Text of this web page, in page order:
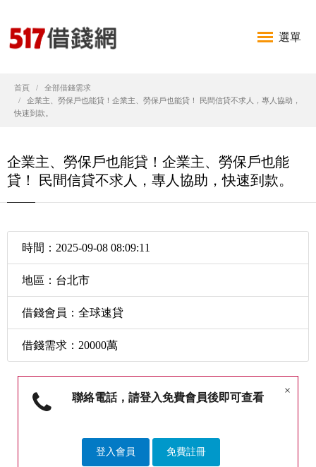
選單
首頁
全部借錢需求
企業主、勞保戶也能貸！企業主、勞保戶也能貸！ 民間信貸不求人，專人協助，
快速到款。
企業主、勞保戶也能貸！企業主、勞保戶也能
貸！ 民間信貸不求人，專人協助，快速到款。
時間：2025-09-08 08:09:11
地區：台北市
借錢會員：全球速貸
借錢需求：20000萬
×
聯絡電話，請登入免費會員後即可查看
登入會員 免費註冊